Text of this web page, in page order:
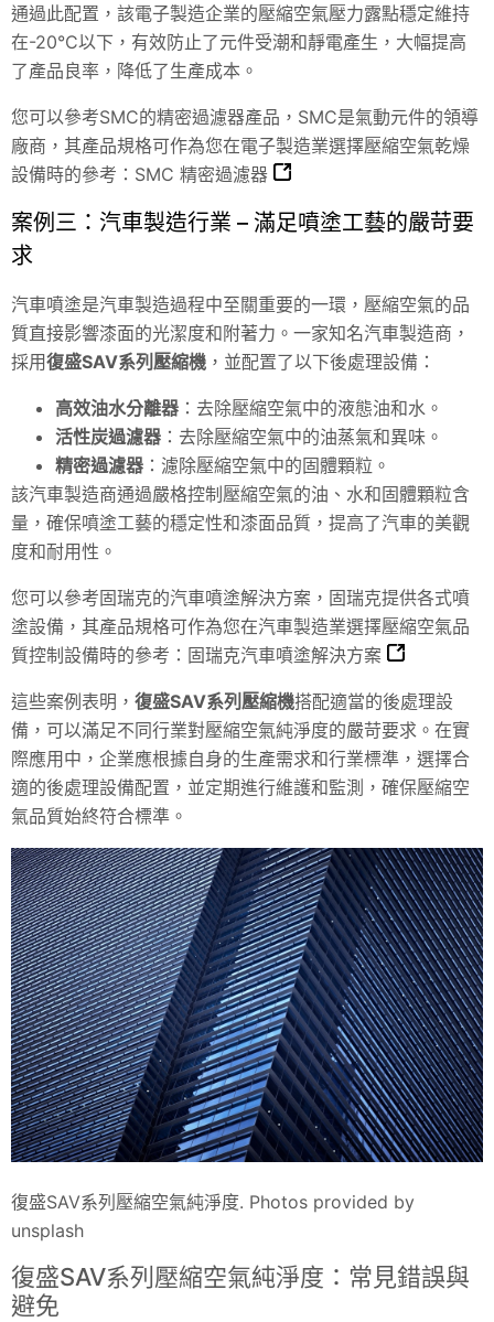
通過此配置，該電子製造企業的壓縮空氣壓力露點穩定維持
在-20°C以下，有效防止了元件受潮和靜電產生，大幅提高
了產品良率，降低了生產成本。
您可以參考SMC的精密過濾器產品，SMC是氣動元件的領導
廠商，其產品規格可作為您在電子製造業選擇壓縮空氣乾燥
設備時的參考： SMC 精密過濾器
案例三：汽車製造行業 – 滿足噴塗工藝的嚴苛要
求
汽車噴塗是汽車製造過程中至關重要的一環，壓縮空氣的品
質直接影響漆面的光潔度和附著力。一家知名汽車製造商，
採用復盛SAV系列壓縮機 ，並配置了以下後處理設備：
高效油水分離器 ：去除壓縮空氣中的液態油和水。
活性炭過濾器 ：去除壓縮空氣中的油蒸氣和異味。
精密過濾器 ：濾除壓縮空氣中的固體顆粒。
該汽車製造商通過嚴格控制壓縮空氣的油、水和固體顆粒含
量，確保噴塗工藝的穩定性和漆面品質，提高了汽車的美觀
度和耐用性。
您可以參考固瑞克的汽車噴塗解決方案，固瑞克提供各式噴
塗設備，其產品規格可作為您在汽車製造業選擇壓縮空氣品
質控制設備時的參考： 固瑞克汽車噴塗解決方案
這些案例表明， 復盛SAV系列壓縮機搭配適當的後處理設
備，可以滿足不同行業對壓縮空氣純淨度的嚴苛要求。在實
際應用中，企業應根據自身的生產需求和行業標準，選擇合
適的後處理設備配置，並定期進行維護和監測，確保壓縮空
氣品質始終符合標準。
復盛SAV系列壓縮空氣純淨度. Photos provided by
unsplash
復盛SAV系列壓縮空氣純淨度：常見錯誤與
避免